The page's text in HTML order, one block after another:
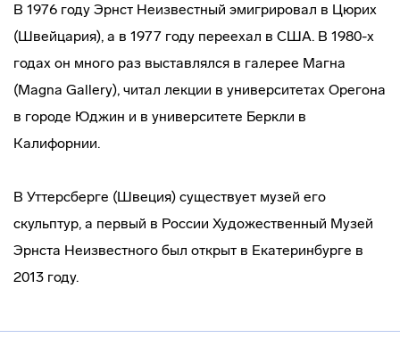
В 1976 году Эрнст Неизвестный эмигрировал в Цюрих
(Швейцария), а в 1977 году переехал в США. В 1980-х
годах он много раз выставлялся в галерее Магна
(Magna Gallery), читал лекции в университетах Орегона
в городе Юджин и в университете Беркли в
Калифорнии.
В Уттерсберге (Швеция) существует музей его
скульптур, а первый в России Художественный Музей
Эрнста Неизвестного был открыт в Екатеринбурге в
2013 году.